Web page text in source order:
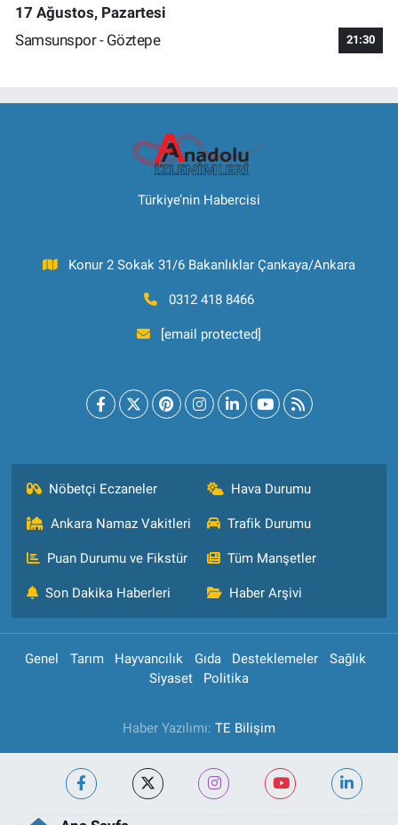
17 Ağustos, Pazartesi
Samsunspor - Göztepe
21:30
Türkiye’nin Habercisi
Konur 2 Sokak 31/6 Bakanlıklar Çankaya/Ankara
0312 418 8466
[email protected]
Nöbetçi Eczaneler Hava Durumu
Ankara Namaz Vakitleri Trafik Durumu
Puan Durumu ve Fikstür Tüm Manşetler
Son Dakika Haberleri Haber Arşivi
Genel Tarım Hayvancılık Gıda Desteklemeler
Sağlık
Siyaset
Politika
Haber Yazılımı: TE Bilişim